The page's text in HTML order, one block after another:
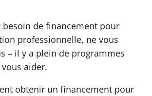
besoin de financement pour
professionnelle, ne vous
– il y a plein de programmes
aider.
obtenir un financement pour